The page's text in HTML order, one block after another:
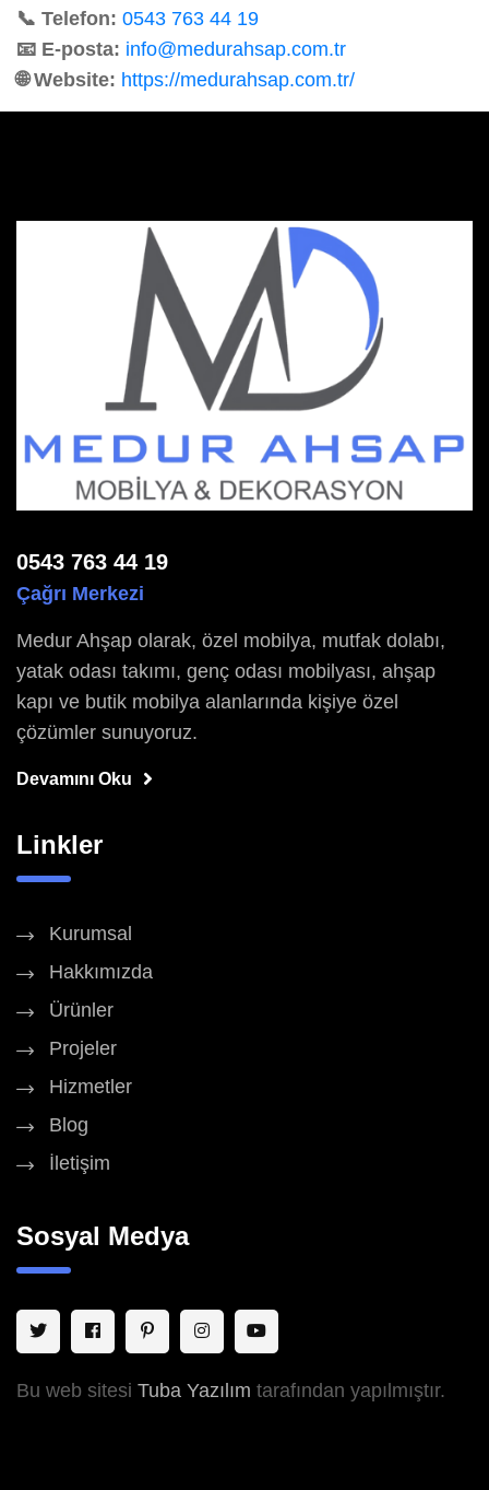
📞 Telefon: 0543 763 44 19
📧 E-posta: info@medurahsap.com.tr
🌐 Website: https://medurahsap.com.tr/
0543 763 44 19
Çağrı Merkezi
Medur Ahşap olarak, özel mobilya, mutfak dolabı,
yatak odası takımı, genç odası mobilyası, ahşap
kapı ve butik mobilya alanlarında kişiye özel
çözümler sunuyoruz.
Devamını Oku
Linkler
Kurumsal
Hakkımızda
Ürünler
Projeler
Hizmetler
Blog
İletişim
Sosyal Medya
Bu web sitesi Tuba Yazılım tarafından yapılmıştır.